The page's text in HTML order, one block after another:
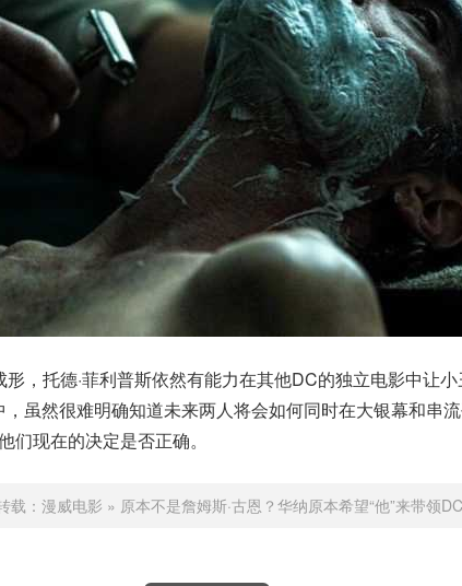
，托德·菲利普斯依然有能力在其他DC的独立电影中让
虽然很难明确知道未来两人将会如何同时在大银幕和串
们现在的决定是否正确。
载： 漫威电影 » 原本不是詹姆斯·古恩？华纳原本希望“他”来带领